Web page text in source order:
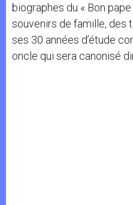
biographes du « Bon
souvenirs de famille, des
ses 30 années d’étude
oncle qui sera canonisé